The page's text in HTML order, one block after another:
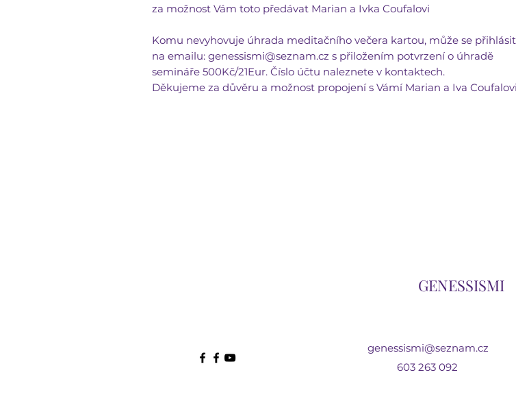
za možnost Vám toto předávat Marian a Ivka Coufalovi
Komu nevyhovuje úhrada meditačního večera kartou, může se přihlásit
na emailu: genessismi@seznam.cz s přiložením potvrzení o úhradě
semináře 500Kč/21Eur. Číslo účtu naleznete v kontaktech.
Děkujeme za důvěru a možnost propojení s Vámí Marian a Iva
GENESSISMI
genessismi@seznam.cz
603 263 092